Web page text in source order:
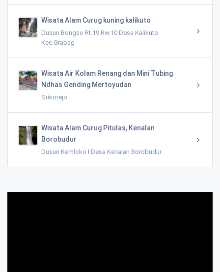
Wisata Alam Curug kuning kalikuto
Dusun Bongso Rt.19 Rw.10 Desa Kalikuto
Kec.Grabag
Wisata Air Kolam Renang dan Mini Tubing
Ndhas Gending Mertoyudan
Sukorejo
Wisata Alam Curug Pitulas, Kenalan
Borobudur
Dusun Kemloko I Desa Kenalan Borobudur